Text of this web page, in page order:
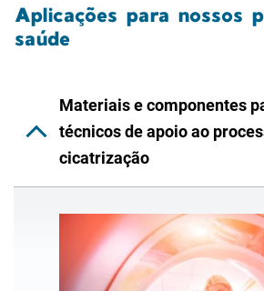
Aplicações para nossos
saúde
Materiais e componentes
técnicos de apoio ao
cicatrização